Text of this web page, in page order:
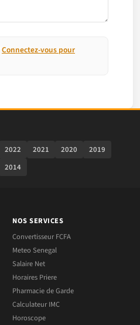
Connectez-vous pour
2022 2021 2020
2019
2014
NOS SERVICES
Convertisseur FCFA
Meteo Senegal
Salaire Net
Horaires Priere
Pharmacie de Garde
Calculateur IMC
Horoscope